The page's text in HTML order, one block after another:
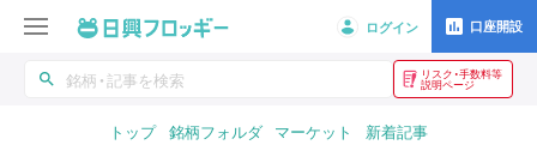
ログイン 口座開設
トップ 銘柄フォルダ マーケット 新着記事
search リスク・手数料等
説明ページ